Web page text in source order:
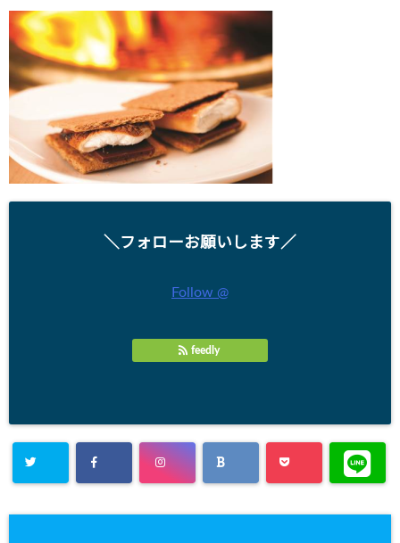
＼フォローお願いします／
Follow @
feedly